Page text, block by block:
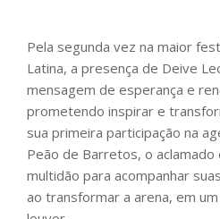
Pela segunda vez na maior
Latina, a presença de Deive
mensagem de esperança e
prometendo inspirar e
sua primeira participação na
Peão de Barretos, o aclamado
multidão para acompanhar
ao transformar a arena, em